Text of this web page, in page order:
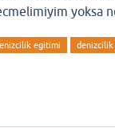
yoksa
egitimi denizcilik